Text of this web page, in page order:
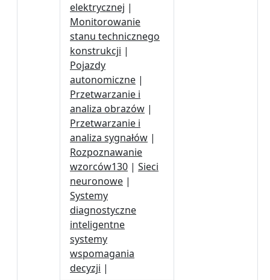
elektrycznej |
Monitorowanie
stanu technicznego
konstrukcji |
Pojazdy
autonomiczne |
Przetwarzanie i
analiza obrazów |
Przetwarzanie i
analiza sygnałów |
Rozpoznawanie
wzorców130 | Sieci
neuronowe |
Systemy
diagnostyczne
inteligentne
systemy
wspomagania
decyzji |